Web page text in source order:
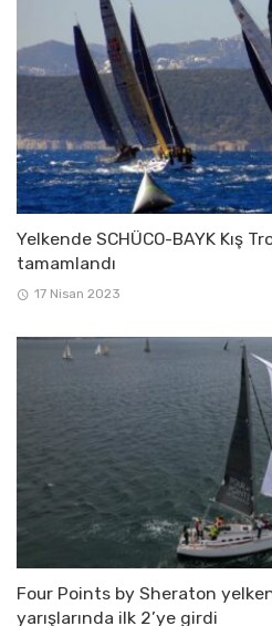
Yelkende SCHÜCO-BAYK Kış
tamamlandı
17 Nisan 2023
Four Points by Sheraton
yarışlarında ilk 2’ye girdi